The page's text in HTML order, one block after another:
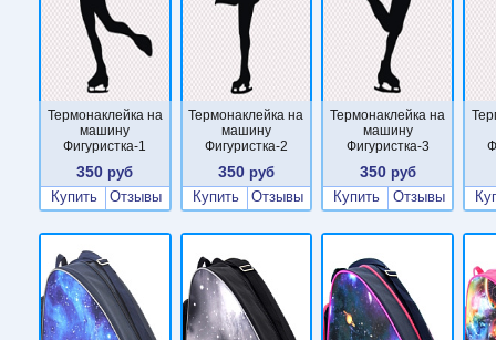
Термонаклейка на
машину
Фигуристка-1
350 руб
Купить
Отзывы
Термонаклейка на
машину
Фигуристка-2
350 руб
Купить
Отзывы
Термонаклейка на
машину
Фигуристка-3
350руб
Купить
Отзывы